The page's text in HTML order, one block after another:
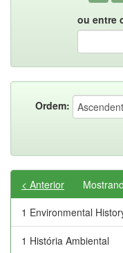
ou entre
Ordem:
< Anterior
1 Environmental
1 História Ambiental